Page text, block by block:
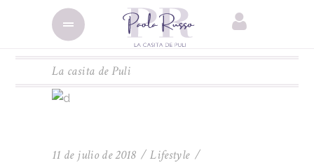
La casita de Puli
11 de julio de 2018
Lifestyle